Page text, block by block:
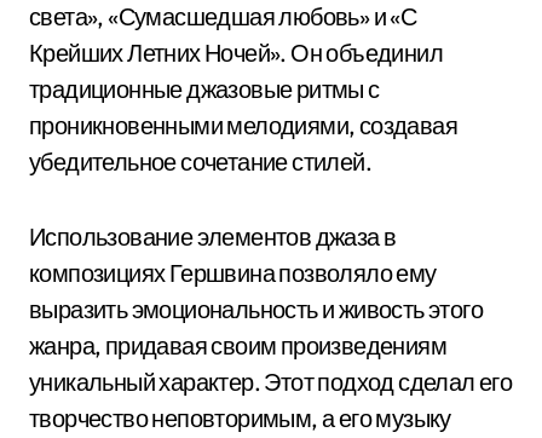
света», «Сумасшедшая любовь» и «С
Крейших Летних Ночей». Он объединил
традиционные джазовые ритмы с
проникновенными мелодиями, создавая
убедительное сочетание стилей.
Использование элементов джаза в
композициях Гершвина позволяло ему
выразить эмоциональность и живость этого
жанра, придавая своим произведениям
уникальный характер. Этот подход сделал его
творчество неповторимым, а его музыку